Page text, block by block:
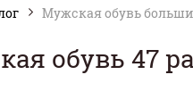
Мужская обувь
обувь 47